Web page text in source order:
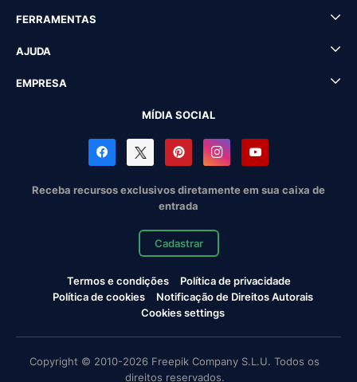
FERRAMENTAS
AJUDA
EMPRESA
MÍDIA SOCIAL
Receba recursos exclusivos diretamente em sua caixa de
entrada
Cadastrar
Termos e condições
Política de privacidade
Política de cookies
Notificação de Direitos Autorais
Cookies settings
Copyright © 2010-2026 Freepik Company S.L.U. Todos os
direitos reservados.